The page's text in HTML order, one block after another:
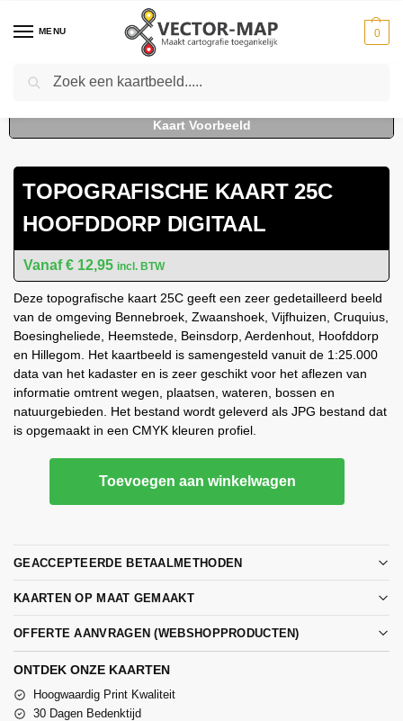
MENU 0
Home Kaarten - Topografische kaarten
TOPOGRAFISCHE KAART 25C
HOOFDDORP DIGITAAL
€ 12,95 incl. BTW
Deze topografische kaart 25C geeft een zeer gedetailleerd beeld
van de omgeving Bennebroek, Zwaanshoek, Vijfhuizen, Cruquius,
Boesingheliede, Heemstede, Beinsdorp, Aerdenhout, Hoofddorp
en Hillegom. Het kaartbeeld is samengesteld vanuit de 1:25.000
data van het kadaster en is zeer geschikt voor het aflezen van
informatie omtrent wegen, plaatsen, wateren, bossen en
natuurgebieden. Het bestand wordt geleverd als JPG bestand dat
is opgemaakt in een CMYK kleuren profiel.
Toevoegen aan winkelwagen
GEACCEPTEERDE BETAALMETHODEN
KAARTEN OP MAAT GEMAAKT
OFFERTE AANVRAGEN (WEBSHOPPRODUCTEN)
ONTDEK ONZE KAARTEN
Hoogwaardig Print Kwaliteit
30 Dagen Bedenktijd